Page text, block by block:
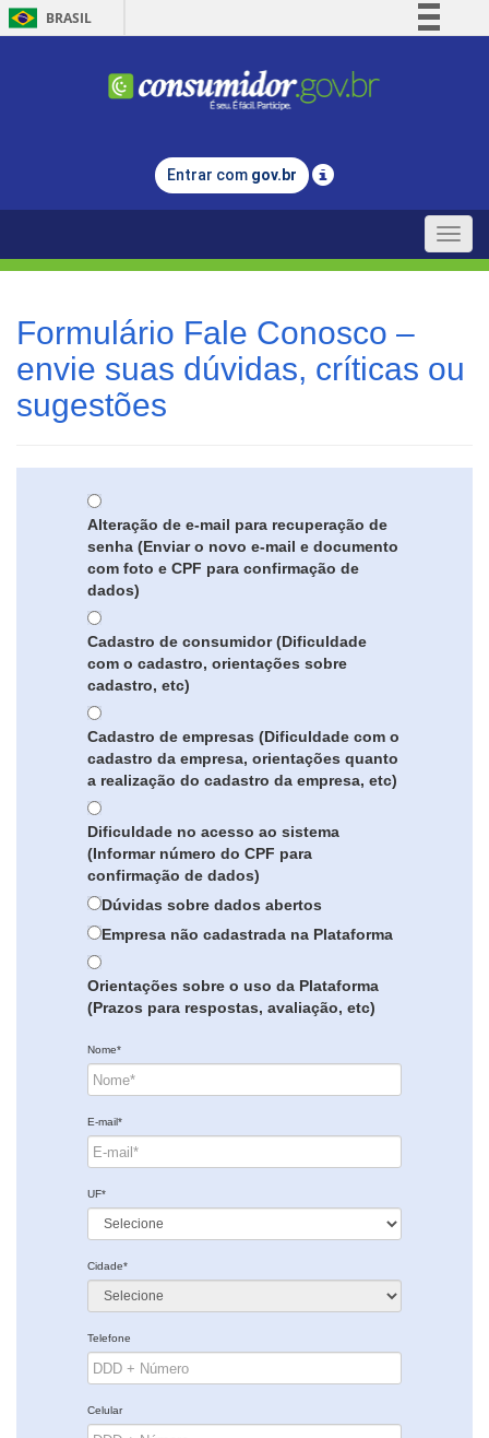
BRASIL
Comunica BR
Legislação
Entrar com gov.br
Toggle
Formulário Fale Conosco –
envie suas dúvidas, críticas ou
sugestões
Alteração de e-mail para recuperação de
senha (Enviar o novo e-mail e documento
com foto e CPF para confirmação de
dados)
Cadastro de consumidor (Dificuldade
com o cadastro, orientações sobre
cadastro, etc)
Cadastro de empresas (Dificuldade com o
cadastro da empresa, orientações quanto
a realização do cadastro da empresa, etc)
Dificuldade no acesso ao sistema
(Informar número do CPF para
confirmação de dados)
Dúvidas sobre dados abertos
Empresa não cadastrada na Plataforma
Orientações sobre o uso da Plataforma
(Prazos para respostas, avaliação, etc)
Nome*
E-mail*
UF*
Cidade*
Telefone
Celular